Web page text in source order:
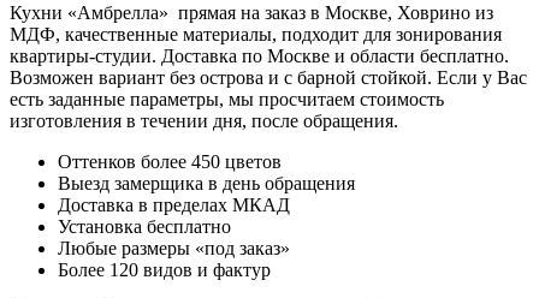
Кухни «Амбрелла» прямая на заказ в Москве, Ховрино из
МДФ, качественные материалы, подходит для зонирования
квартиры-студии. Доставка по Москве и области бесплатно.
Возможен вариант без острова и с барной стойкой. Если у Вас
есть заданные параметры, мы просчитаем стоимость
изготовления в течении дня, после обращения.
Оттенков более 450 цветов
Выезд замерщика в день обращения
Доставка в пределах МКАД
Установка бесплатно
Любые размеры «под заказ»
Более 120 видов и фактур